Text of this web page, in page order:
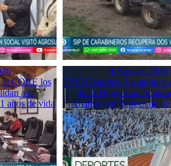
al CORE los
a la
años de vida
4 Agosto, 2026
TVO Deportes: La agónica
de O’Higgins en
Análisis del Repechaje de